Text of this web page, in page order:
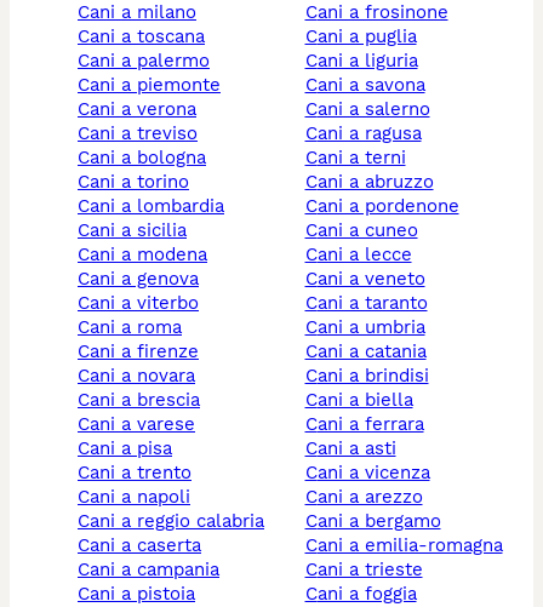
cani a milano
cani a toscana
cani a palermo
cani a piemonte
cani a verona
cani a treviso
cani a bologna
cani a torino
cani a lombardia
cani a sicilia
cani a modena
cani a genova
cani a viterbo
cani a roma
cani a firenze
cani a novara
cani a brescia
cani a varese
cani a pisa
cani a trento
cani a napoli
cani a reggio calabria
cani a caserta
cani a campania
cani a pistoia
cani a frosinone
cani a puglia
cani a liguria
cani a savona
cani a salerno
cani a ragusa
cani a terni
cani a abruzzo
cani a pordenone
cani a cuneo
cani a lecce
cani a veneto
cani a taranto
cani a umbria
cani a catania
cani a brindisi
cani a biella
cani a ferrara
cani a asti
cani a vicenza
cani a arezzo
cani a bergamo
cani a emilia-romagna
cani a trieste
cani a foggia